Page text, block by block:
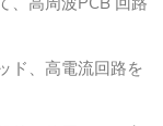
ド、高電流回路を